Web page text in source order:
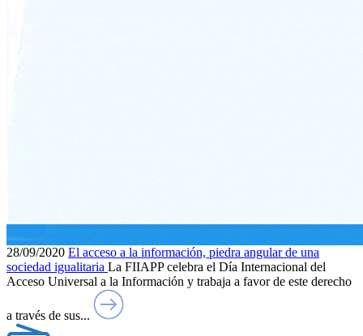
28/09/2020 El acceso a la información, piedra angular de una
sociedad igualitaria La FIIAPP celebra el Día Internacional del
Acceso Universal a la Información y trabaja a favor de este derecho
a través de sus...